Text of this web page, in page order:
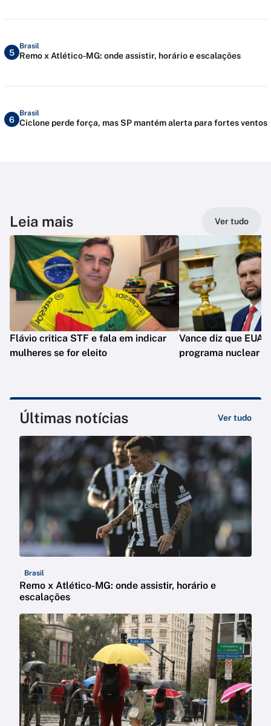
5
Brasil
Remo x Atlético-MG: onde assistir, horário e escalações
6
Brasil
Ciclone perde força, mas SP mantém alerta para fortes ventos
Leia mais Ver tudo
Flávio critica STF e fala em indicar
mulheres se for eleito
Vance diz que EUA
programa nuclear
Últimas notícias Ver tudo
Brasil
Remo x Atlético-MG: onde assistir, horário e
escalações